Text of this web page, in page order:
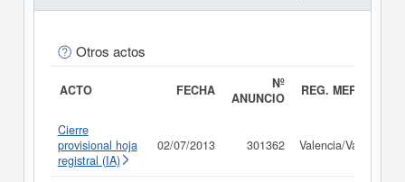
Otros actos
ACTO FECHA
Nº
ANUNCIO
REG. MERC.
Cierre
provisional hoja
registral (IA)
02/07/2013 301362 Valencia/València